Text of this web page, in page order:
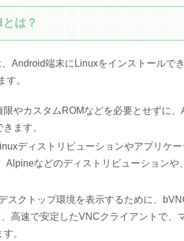
は？
Android端末にLinuxをインストールで
す。
限やカスタムROMなどを必要とせずに
ます。
ディストリビューションやアプリケ
Alpineなどのディストリビューション
スクトップ環境を表示するために、
高速で安定したVNCクライアントで、
。